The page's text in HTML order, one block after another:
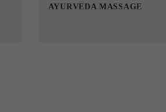
AYURVEDA MASSAGE